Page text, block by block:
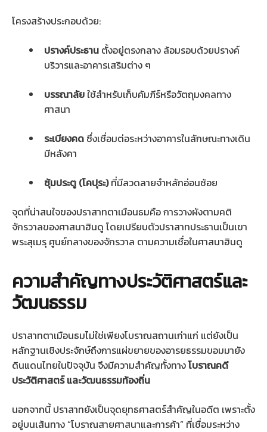
โครงสร้างประกอบด้วย:
ปรางค์ประธาน ตั้งอยู่ตรงกลาง ล้อมรอบด้วยปรางค์
บริวารและอาคารเสริมต่าง ๆ
บรรณาลัยใช้สำหรับเก็บคัมภีร์หรือวัตถุมงคลทาง
ศาสนา
ระเบียงคด ซึ่งเชื่อมต่อระหว่างอาคารในลักษณะทางเดิน
มีหลังคา
ซุ้มประตู (โคปุระ)ที่มีลวดลายจำหลักอ่อนช้อย
จุดที่น่าสนใจของปราสาทตาเมือนธมคือ การวางผังตามคติ
จักรวาลของศาสนาฮินดู โดยเปรียบตัวปราสาทประธานเป็นเขา
พระสุเมรุ ศูนย์กลางของจักรวาล ตามความเชื่อในศาสนาฮินดู
ความสำคัญทางประวัติศาสตร์และ
วัฒนธรรม
ปราสาทตาเมือนธมไม่ใช่เพียงโบราณสถานเก่าแก่ แต่ยังเป็น
หลักฐานเชิงประจักษ์ถึงการแผ่ขยายของอารยธรรมขอมมายัง
ดินแดนไทยในปัจจุบัน จึงมีความสำคัญทั้งทางโบราณคดี
ประวัติศาสตร์ และวัฒนธรรมท้องถิ่น
นอกจากนี้ ปราสาทยังเป็นจุดยุทธศาสตร์สำคัญในอดีต เพราะตั้ง
อยู่บนเส้นทาง “โบราณสายศาสนาและการค้า” ที่เชื่อมระหว่าง